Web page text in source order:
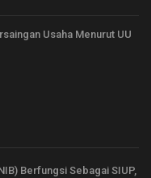
Usaha Menurut UU
Berfungsi Sebagai SIUP,